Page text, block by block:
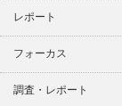
レポート
フォーカス
調査・レポート